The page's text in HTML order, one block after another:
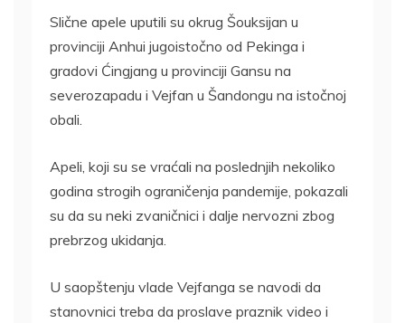
Slične apele uputili su okrug Šouksijan u
provinciji Anhui jugoistočno od Pekinga i
gradovi Ćingjang u provinciji Gansu na
severozapadu i Vejfan u Šandongu na istočnoj
obali.
Apeli, koji su se vraćali na poslednjih nekoliko
godina strogih ograničenja pandemije, pokazali
su da su neki zvaničnici i dalje nervozni zbog
prebrzog ukidanja.
U saopštenju vlade Vejfanga se navodi da
stanovnici treba da proslave praznik video i